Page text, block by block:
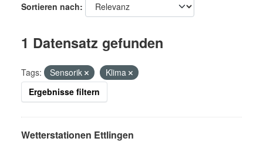
Sortieren nach
1 Datensatz gefunden
Tags: Sensorik
Klima
Ergebnisse filtern
Wetterstationen Ettlingen